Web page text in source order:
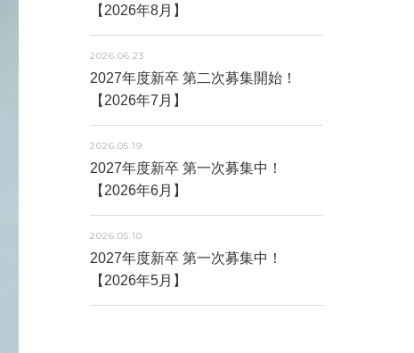
【2026年8月】
2026.06.23
2027年度新卒 第二次募集開始！
【2026年7月】
2026.05.19
2027年度新卒 第一次募集中！
【2026年6月】
2026.05.10
2027年度新卒 第一次募集中！
【2026年5月】